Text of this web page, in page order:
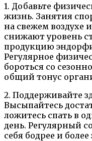
1. Добавьте
жизнь. Занятия
на свежем воздухе
снижают уровень
продукцию
Регулярное
бороться со
общий тонус
2. Поддерживайте
Высыпайтесь
ложитесь спать в
день. Регулярный
себя бодрее и